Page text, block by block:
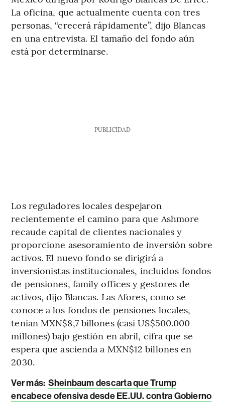
La oficina, que actualmente cuenta con tres
personas, “crecerá rápidamente”, dijo Blancas
en una entrevista. El tamaño del fondo aún
está por determinarse.
PUBLICIDAD
Los reguladores locales despejaron
recientemente el camino para que Ashmore
recaude capital de clientes nacionales y
proporcione asesoramiento de inversión sobre
activos. El nuevo fondo se dirigirá a
inversionistas institucionales, incluidos fondos
de pensiones, family offices y gestores de
activos, dijo Blancas. Las Afores, como se
conoce a los fondos de pensiones locales,
tenían MXN$8,7 billones (casi US$500.000
millones) bajo gestión en abril, cifra que se
espera que ascienda a MXN$12 billones en
2030.
Ver más: Sheinbaum descarta que Trump
encabece ofensiva desde EE.UU. contra Gobierno